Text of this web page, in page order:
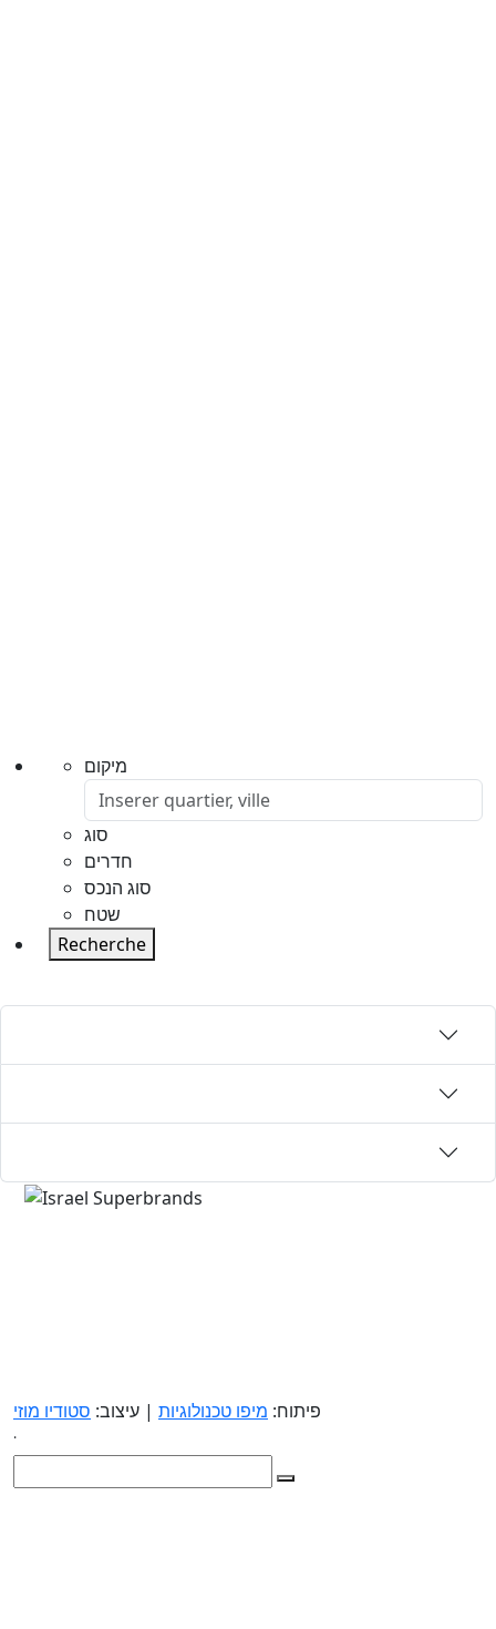
מיקום
סוג
חדרים
סוג הנכס
שטח
Recherche
פיתוח: מיפו טכנולוגיות | עיצוב: סטודיו מוזי
.